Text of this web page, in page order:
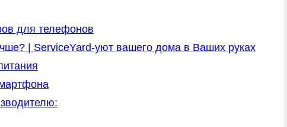
для телефонов
| ServiceYard-уют вашего дома в Ваших руках